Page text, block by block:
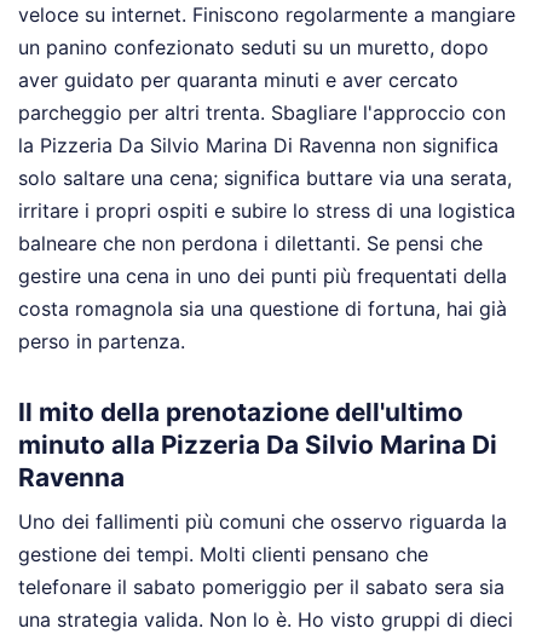
veloce su internet. Finiscono regolarmente a mangiare
un panino confezionato seduti su un muretto, dopo
aver guidato per quaranta minuti e aver cercato
parcheggio per altri trenta. Sbagliare l'approccio con
la Pizzeria Da Silvio Marina Di Ravenna non significa
solo saltare una cena; significa buttare via una serata,
irritare i propri ospiti e subire lo stress di una logistica
balneare che non perdona i dilettanti. Se pensi che
gestire una cena in uno dei punti più frequentati della
costa romagnola sia una questione di fortuna, hai già
perso in partenza.
Il mito della prenotazione dell'ultimo
minuto alla Pizzeria Da Silvio Marina Di
Ravenna
Uno dei fallimenti più comuni che osservo riguarda la
gestione dei tempi. Molti clienti pensano che
telefonare il sabato pomeriggio per il sabato sera sia
una strategia valida. Non lo è. Ho visto gruppi di dieci